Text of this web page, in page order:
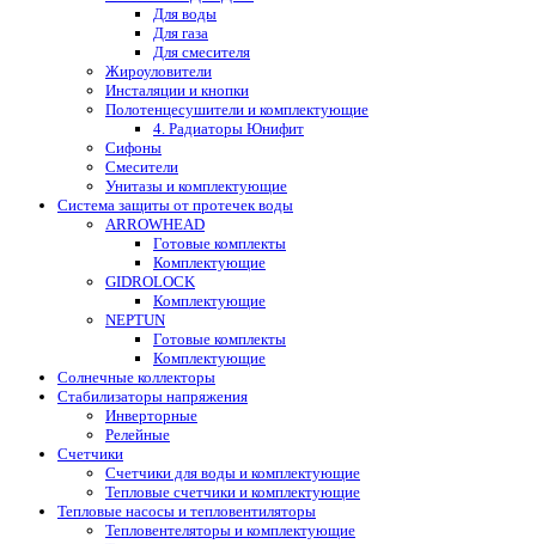
Для воды
Для газа
Для смесителя
Жироуловители
Инсталяции и кнопки
Полотенцесушители и комплектующие
4. Радиаторы Юнифит
Сифоны
Смесители
Унитазы и комплектующие
Система защиты от протечек воды
ARROWHEAD
Готовые комплекты
Комплектующие
GIDROLOCK
Комплектующие
NEPTUN
Готовые комплекты
Комплектующие
Солнечные коллекторы
Стабилизаторы напряжения
Инверторные
Релейные
Счетчики
Счетчики для воды и комплектующие
Тепловые счетчики и комплектующие
Тепловые насосы и тепловентиляторы
Тепловентеляторы и комплектующие